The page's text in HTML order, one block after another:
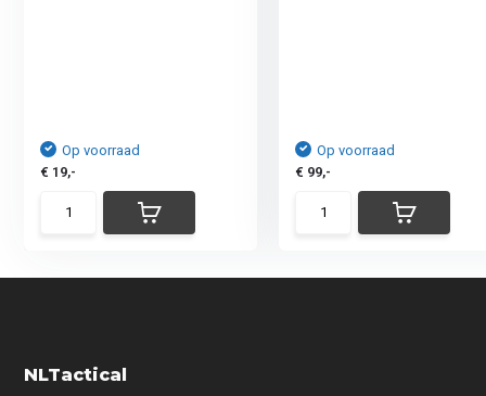
Op voorraad
€ 19,-
Op voorraad
€ 99,-
NLTactical